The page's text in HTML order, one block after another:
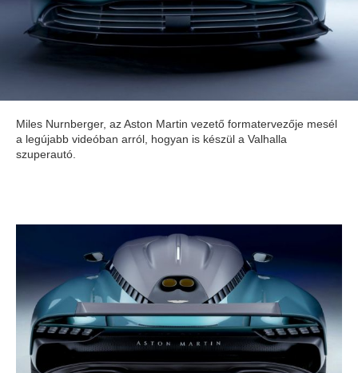
Miles Nurnberger, az Aston Martin vezető formatervezője mesél
a legújabb videóban arról, hogyan is készül a Valhalla
szuperautó.